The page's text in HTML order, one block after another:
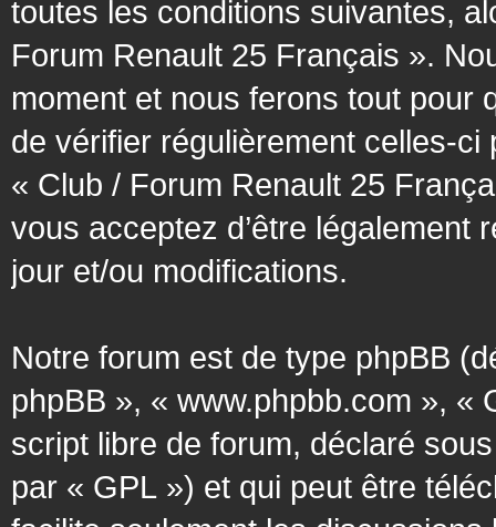
toutes les conditions suivantes,
Forum Renault 25 Français ».
moment et nous ferons tout pour
de vérifier régulièrement celles-ci
« Club / Forum Renault 25
vous acceptez d’être légalement
jour et/ou modifications.
Notre forum est de type phpBB
phpBB », « www.phpbb.com », «
script libre de forum, déclaré
par « GPL ») et qui peut être